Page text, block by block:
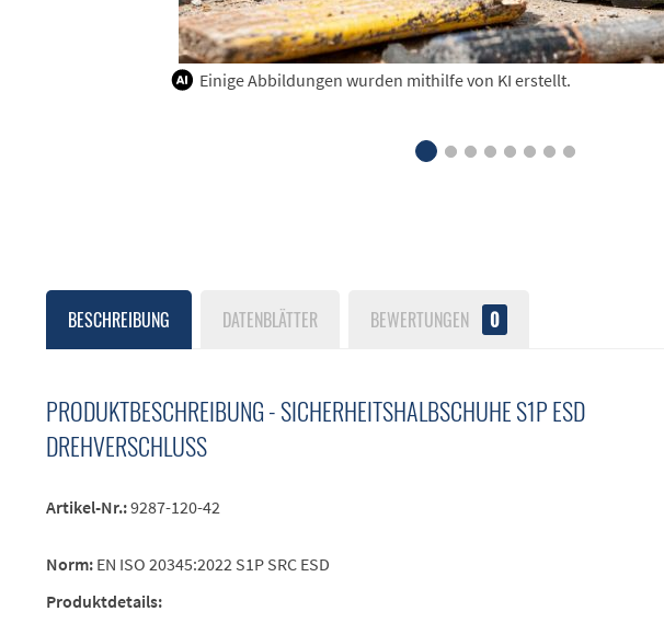
Einige Abbildungen wurden mithilfe von KI erstellt.
BESCHREIBUNG DATENBLÄTTER BEWERTUNGEN 0
PRODUKTBESCHREIBUNG - SICHERHEITSHALBSCHUHE S1P ESD
DREHVERSCHLUSS
Artikel-Nr.:9287-120-42
Norm: EN ISO 20345:2022 S1P SRC ESD
Produktdetails: